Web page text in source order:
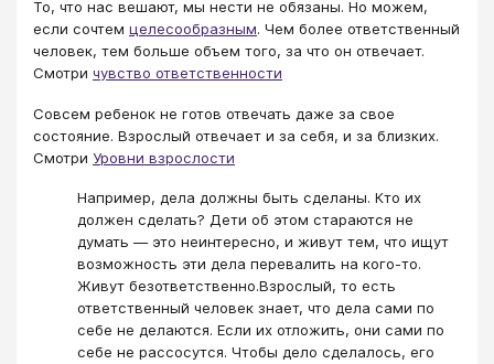
То, что нас вешают, мы нести не обязаны. Но можем,
если сочтем целесообразным. Чем более ответственный
человек, тем больше объем того, за что он отвечает.
Смотри чувство ответственности
Совсем ребенок не готов отвечать даже за свое
состояние. Взрослый отвечает и за себя, и за близких.
Смотри Уровни взрослости
Например, дела должны быть сделаны. Кто их
должен сделать? Дети об этом стараются не
думать — это неинтересно, и живут тем, что ищут
возможность эти дела перевалить на кого-то.
Живут безответственно.Взрослый, то есть
ответственный человек знает, что дела сами по
себе не делаются. Если их отложить, они сами по
себе не рассосутся. Чтобы дело сделалось, его